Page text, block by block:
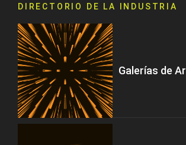
DIRECTORIO DE LA INDUSTRIA
Galerías de